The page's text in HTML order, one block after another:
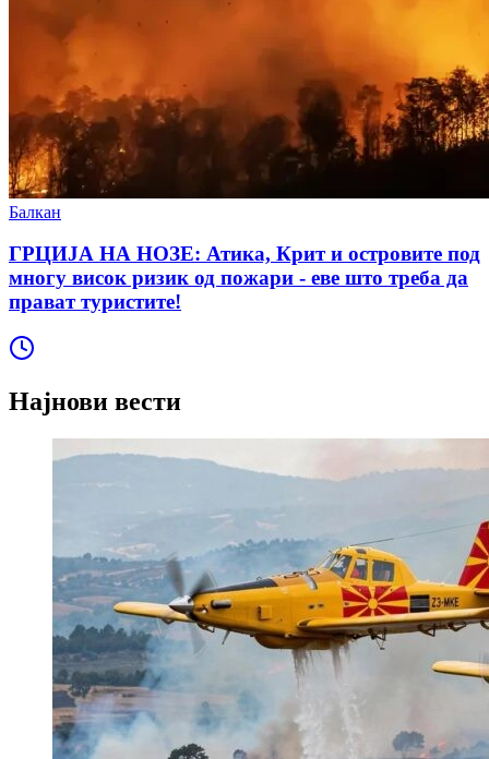
Балкан
ГРЦИЈА НА НОЗЕ: Атика, Крит и островите под
многу висок ризик од пожари - еве што треба да
прават туристите!
Најнови вести